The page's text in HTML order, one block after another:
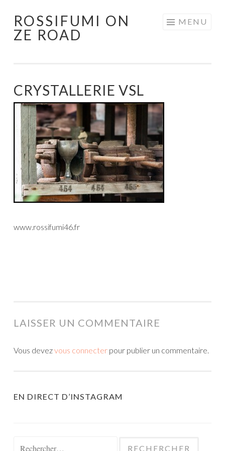
Aller
au
ROSSIFUMI ON
ZE ROAD
MENU
CRYSTALLERIE VSL
www.rossifumi46.fr
LAISSER UN COMMENTAIRE
Vous devezvous connecter pour publier un commentaire.
EN DIRECT D’INSTAGRAM